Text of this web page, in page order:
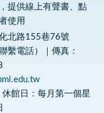
提供線上有聲書、點
使用
北路155巷76號
繫電話）｜傳真：
館日：每月第一個星